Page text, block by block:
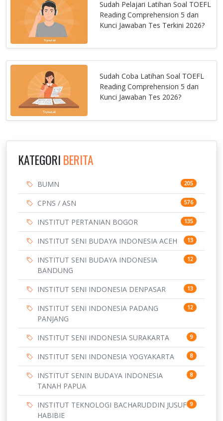
Sudah Pelajari Latihan Soal TOEFL
Reading Comprehension 5 dan
Kunci Jawaban Tes Terkini 2026?
Sudah Coba Latihan Soal TOEFL
Reading Comprehension 5 dan
Kunci Jawaban Tes 2026?
KATEGORI BERITA
BUMN 205
CPNS / ASN 576
INSTITUT PERTANIAN BOGOR 135
INSTITUT SENI BUDAYA INDONESIA ACEH 13
INSTITUT SENI BUDAYA INDONESIA
BANDUNG
12
INSTITUT SENI INDONESIA DENPASAR 13
INSTITUT SENI INDONESIA PADANG
PANJANG
12
INSTITUT SENI INDONESIA SURAKARTA 9
INSTITUT SENI INDONESIA YOGYAKARTA 8
INSTITUT SENIN BUDAYA INDONESIA
TANAH PAPUA
8
INSTITUT TEKNOLOGI BACHARUDDIN JUSUF
HABIBIE
9